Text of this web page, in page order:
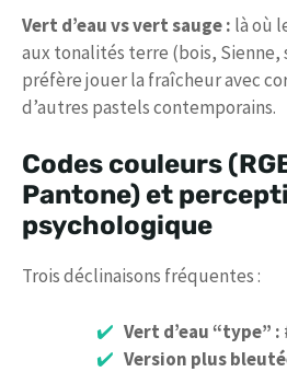
Vert d’eau vs vert sauge : là où
aux tonalités terre (bois, Sienne,
préfère jouer la fraîcheur avec
d’autres pastels contemporains.
Codes couleurs
Pantone) et
psychologique
Trois déclinaisons fréquentes :
Vert d’eau “type” :
Version plus